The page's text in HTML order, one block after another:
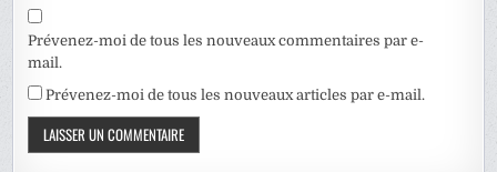
Prévenez-moi de tous les nouveaux commentaires par e-
mail.
Prévenez-moi de tous les nouveaux articles par e-mail.